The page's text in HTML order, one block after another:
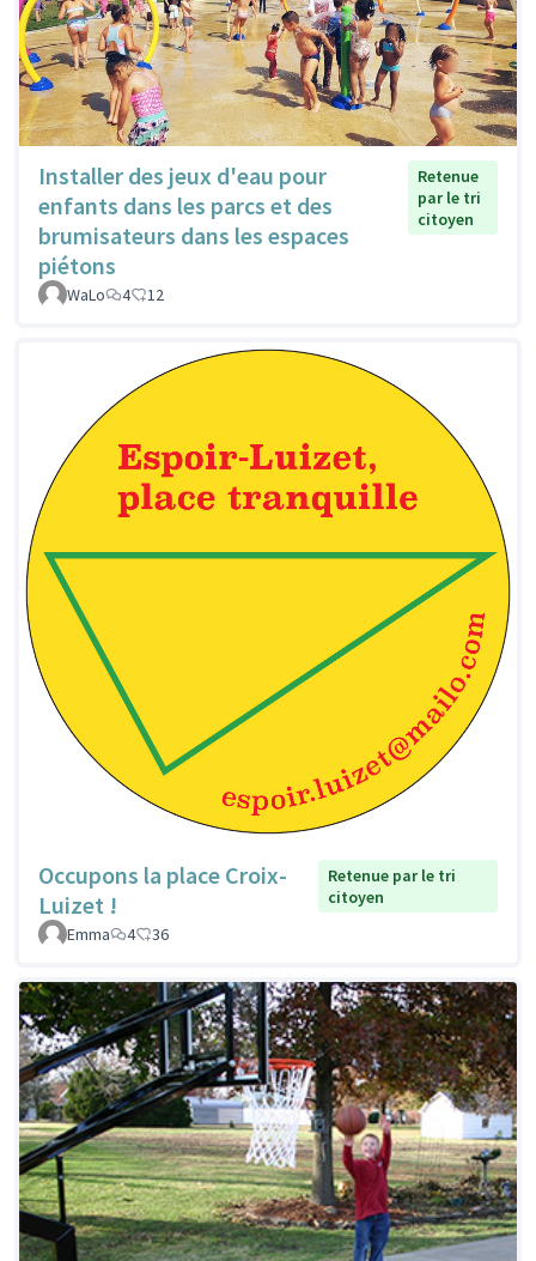
Installer des jeux d'eau pour
enfants dans les parcs et des
brumisateurs dans les espaces
piétons
Retenue
par le tri
citoyen
WaLo 4 12
Occupons la place Croix-
Luizet !
Retenue par le tri
citoyen
Emma
4 36